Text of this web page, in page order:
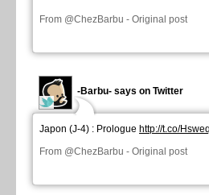
From @ChezBarbu - Original post
-Barbu- says on Twitter
Japon (J-4) : Prologue http://t.co/
From @ChezBarbu - Original post